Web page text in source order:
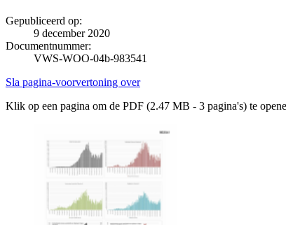
Gepubliceerd op:
9 december 2020
Documentnummer:
VWS-WOO-04b-983541
Sla pagina-voorvertoning over
Klik op een pagina om de PDF (2.47 MB - 3 pagina's) te